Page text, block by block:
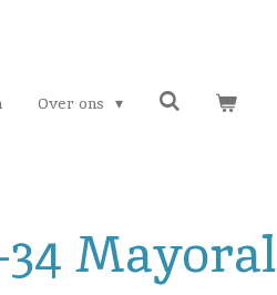
Over ons
Mayoral